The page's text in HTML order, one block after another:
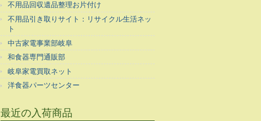
不用品回収遺品整理お片付け
不用品引き取りサイト：リサイクル生活ネッ
ト
中古家電事業部岐阜
和食器専門通販部
岐阜家電買取ネット
洋食器パーツセンター
最近の入荷商品